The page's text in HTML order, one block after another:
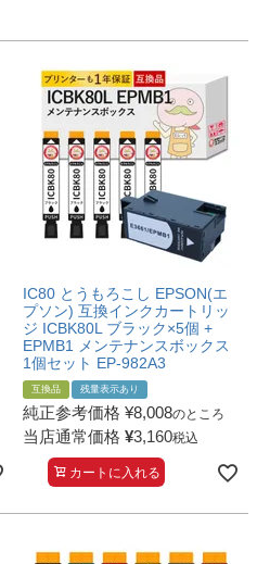
IC80 とうもろこし EPSON(エ
プソン) 互換インクカートリッ
ジ ICBK80L ブラック×5個 +
EPMB1 メンテナンスボックス
1個セット EP-982A3
互換品 残量表示あり
純正参考価格 ¥8,008のところ
当店通常価格 ¥3,160税込
カートに入れる